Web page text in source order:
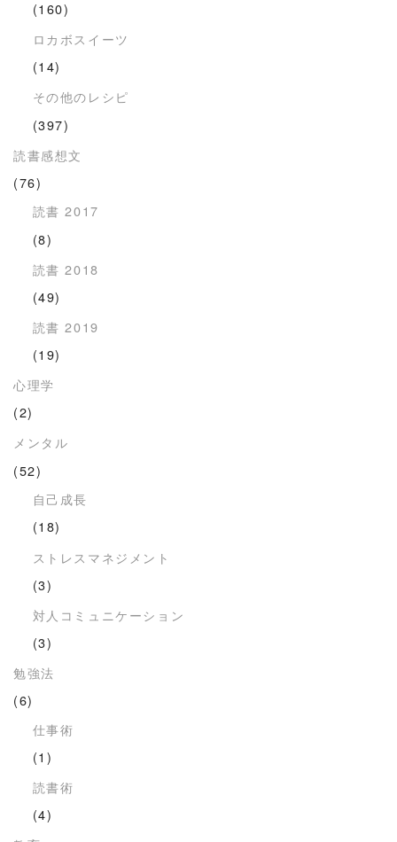
(160)
ロカボスイーツ
(14)
その他のレシピ
(397)
読書感想文
(76)
読書 2017
(8)
読書 2018
(49)
読書 2019
(19)
心理学
(2)
メンタル
(52)
自己成長
(18)
ストレスマネジメント
(3)
対人コミュニケーション
(3)
勉強法
(6)
仕事術
(1)
読書術
(4)